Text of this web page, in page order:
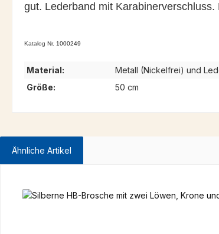
gut. Lederband mit
Katalog Nr. 1000249
Material:
Metall (Nickelfrei) und
Größe:
50 cm
Ähnliche Artikel